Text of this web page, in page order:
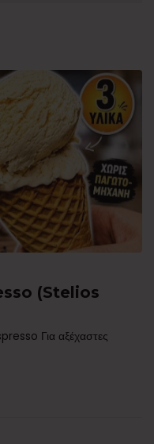
(Stelios
Για αξέχαστες